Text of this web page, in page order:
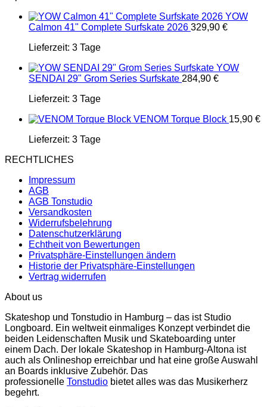
YOW
Calmon 41" Complete Surfskate 2026 329,90 €
Lieferzeit: 3 Tage
YOW
SENDAI 29" Grom Series Surfskate 284,90 €
Lieferzeit: 3 Tage
VENOM Torque Block 15,90 €
Lieferzeit: 3 Tage
RECHTLICHES
Impressum
AGB
AGB Tonstudio
Versandkosten
Widerrufsbelehrung
Datenschutzerklärung
Echtheit von Bewertungen
Privatsphäre-Einstellungen ändern
Historie der Privatsphäre-Einstellungen
Vertrag widerrufen
About us
Skateshop und Tonstudio in Hamburg – das ist Studio
Longboard. Ein weltweit einmaliges Konzept verbindet die
beiden Leidenschaften Musik und Skateboarding unter
einem Dach. Der lokale Skateshop in Hamburg-Altona ist
auch als Onlineshop erreichbar und hat eine große Auswahl
an Boards inklusive Zubehör. Das
professionelle Tonstudio bietet alles was das Musikerherz
begehrt.